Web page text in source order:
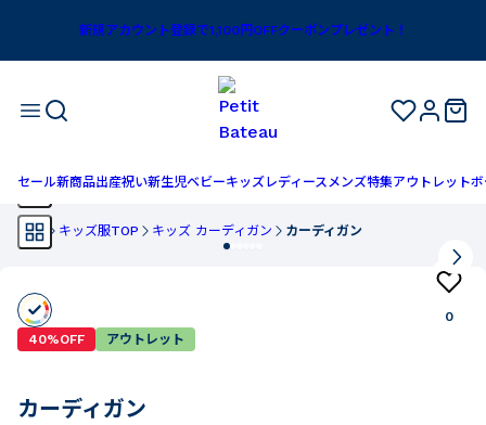
新規アカウント登録で1,100円OFFクーポンプレゼント！
セール新商品出産祝い新生児ベビーキッズ レディースメンズ特集アウトレットボ
TOP キッズ服TOP キッズ カーディガン カーディガン
0
40%OFF
アウトレット
カーディガン